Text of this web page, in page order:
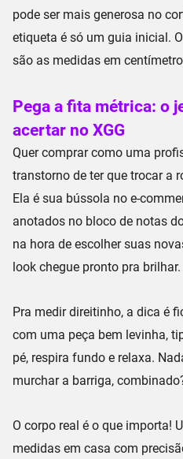
pode ser mais generosa no
etiqueta é só um guia inicial.
são as medidas em
Pega a fita métrica: o
acertar no XGG
Quer comprar como uma
transtorno de ter que trocar a
Ela é sua bússola no e-
anotados no bloco de notas
na hora de escolher suas
look chegue pronto pra brilhar.
Pra medir direitinho, a dica é
com uma peça bem levinha,
pé, respira fundo e relaxa.
murchar a barriga,
O corpo real é o que importa!
medidas em casa com